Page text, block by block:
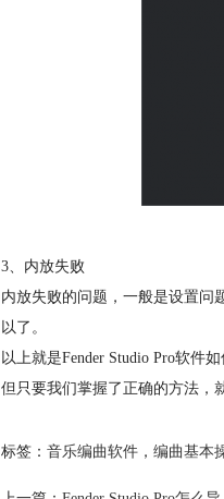
3、内放失败
内放失败的问题，一般是设置问
以了。
以上就是Fender Studio Pro软件
但只要我们掌握了正确的方法，
标签： 音乐编曲软件 ， 编曲基本